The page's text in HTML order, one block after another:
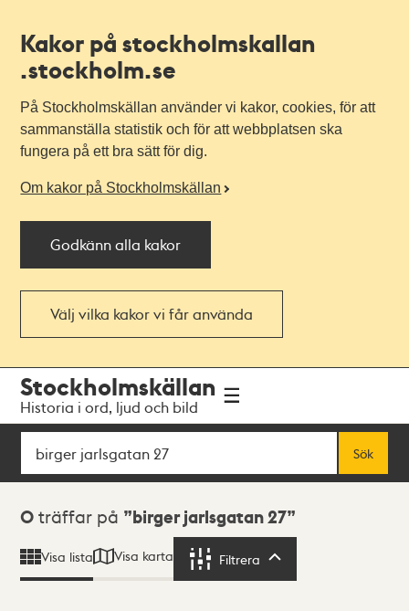
Kakor på stockholmskallan
.stockholm.se
På Stockholmskällan använder vi kakor, cookies, för att
sammanställa statistik och för att webbplatsen ska
fungera på ett bra sätt för dig.
Om kakor på Stockholmskällan
Godkänn alla kakor
Välj vilka kakor vi får använda
navigationen
huvudinnehållet
Stockholmskällan
Historia i ord, ljud och bild
Sök
Sök
Sökresultat
0 träffar på birger jarlsgatan 27
Visa lista Visa karta Filtrera